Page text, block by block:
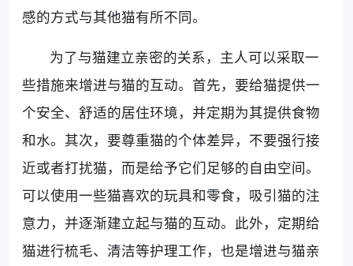
感的方式与其他猫有所不同。
为了与猫建立亲密的关系，主人可以采取一
些措施来增进与猫的互动。首先，要给猫提供一
个安全、舒适的居住环境，并定期为其提供食物
和水。其次，要尊重猫的个体差异，不要强行接
近或者打扰猫，而是给予它们足够的自由空间。
可以使用一些猫喜欢的玩具和零食，吸引猫的注
意力，并逐渐建立起与猫的互动。此外，定期给
猫进行梳毛、清洁等护理工作，也是增进与猫亲